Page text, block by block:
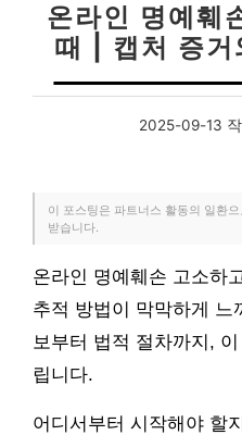
온라인 명예훼
때 | 캡처 증거
2025-09-13
이 포스팅은 파트너스 활동의 일환
받습니다.
온라인 명예훼손 고소하
추적 방법이 막막하게 느
보부터 법적 절차까지,
립니다.
어디서부터 시작해야 할